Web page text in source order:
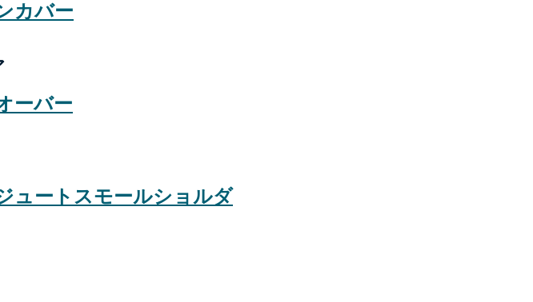
カバー
ーバー
ュートスモールショルダ